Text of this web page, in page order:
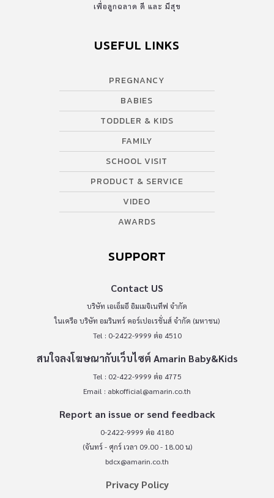
เพื่อลูกฉลาด ดี และ มีสุข
USEFUL LINKS
PREGNANCY
BABIES
TODDLER & KIDS
FAMILY
SCHOOL VISIT
PRODUCT & SERVICE
VIDEO
AWARDS
SUPPORT
Contact US
บริษัท เอเอ็มอี อิมเมจิเนทีฟ จำกัด
ในเครือ บริษัท อมรินทร์ คอร์เปอเรชั่นส์ จำกัด (มหาชน)
Tel : 0-2422-9999 ต่อ 4510
สนใจลงโฆษณากับเว็บไซต์ Amarin Baby&Kids
Tel : 02-422-9999 ต่อ 4775
Email : abkofficial@amarin.co.th
Report an issue or send feedback
0-2422-9999 ต่อ 4180
(จันทร์ - ศุกร์ เวลา 09.00 - 18.00 น)
bdcx@amarin.co.th
Privacy Policy